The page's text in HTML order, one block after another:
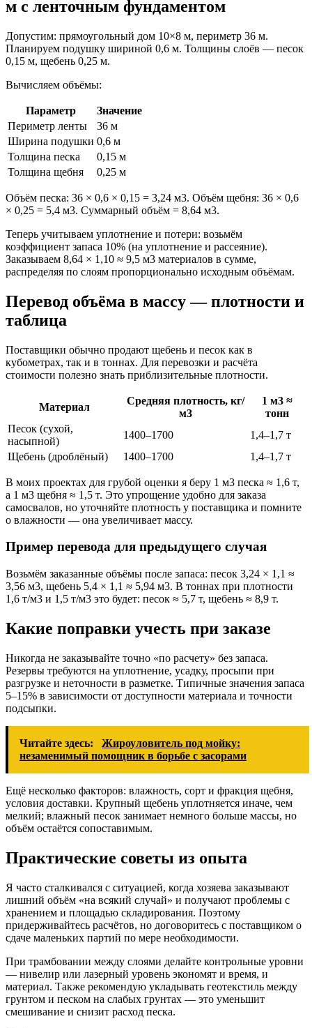
м с ленточным фундаментом
Допустим: прямоугольный дом 10×8 м, периметр 36 м.
Планируем подушку шириной 0,6 м. Толщины слоёв — песок
0,15 м, щебень 0,25 м.
Вычисляем объёмы:
Параметр
Значение
Периметр ленты
36 м
Ширина подушки 0,6 м
Толщина песка
0,15 м
Толщина щебня
0,25 м
Объём песка: 36 × 0,6 × 0,15 = 3,24 м3. Объём щебня: 36 × 0,6
× 0,25 = 5,4 м3. Суммарный объём = 8,64 м3.
Теперь учитываем уплотнение и потери: возьмём
коэффициент запаса 10% (на уплотнение и рассеяние).
Заказываем 8,64 × 1,10 ≈ 9,5 м3 материалов в сумме,
распределяя по слоям пропорционально исходным объёмам.
Перевод объёма в массу — плотности и
таблица
Поставщики обычно продают щебень и песок как в
кубометрах, так и в тоннах. Для перевозки и расчёта
стоимости полезно знать приблизительные плотности.
Материал
Средняя плотность, кг/
м3
1 м3 ≈
тонн
Песок (сухой,
насыпной)
1400–1700
1,4–1,7 т
Щебень (дроблёный)
1400–1700 1,4–1,7 т
В моих проектах для грубой оценки я беру 1 м3 песка ≈ 1,6 т,
а 1 м3 щебня ≈ 1,5 т. Это упрощение удобно для заказа
самосвалов, но уточняйте плотность у поставщика и помните
о влажности — она увеличивает массу.
Пример перевода для предыдущего случая
Возьмём заказанные объёмы после запаса: песок 3,24 × 1,1 ≈
3,56 м3, щебень 5,4 × 1,1 ≈ 5,94 м3. В тоннах при плотности
1,6 т/м3 и 1,5 т/м3 это будет: песок ≈ 5,7 т, щебень ≈ 8,9 т.
Какие поправки учесть при заказе
Никогда не заказывайте точно «по расчету» без запаса.
Резервы требуются на уплотнение, усадку, просыпи при
разгрузке и неточности в разметке. Типичные значения запаса
5–15% в зависимости от доступности материала и точности
подсыпки.
Читайте здесь:
Жироуловитель под мойку:
незаменимый помощник в борьбе с засорами
Ещё несколько факторов: влажность, сорт и фракция щебня,
условия доставки. Крупный щебень уплотняется иначе, чем
мелкий; влажный песок занимает немного больше массы, но
объём остаётся сопоставимым.
Практические советы из опыта
Я часто сталкивался с ситуацией, когда хозяева заказывают
лишний объём «на всякий случай» и получают проблемы с
хранением и площадью складирования. Поэтому
придерживайтесь расчётов, но договоритесь с поставщиком о
сдаче маленьких партий по мере необходимости.
При трамбовании между слоями делайте контрольные уровни
— нивелир или лазерный уровень экономят и время, и
материал. Также рекомендую укладывать геотекстиль между
грунтом и песком на слабых грунтах — это уменьшит
смешивание и снизит расход песка.